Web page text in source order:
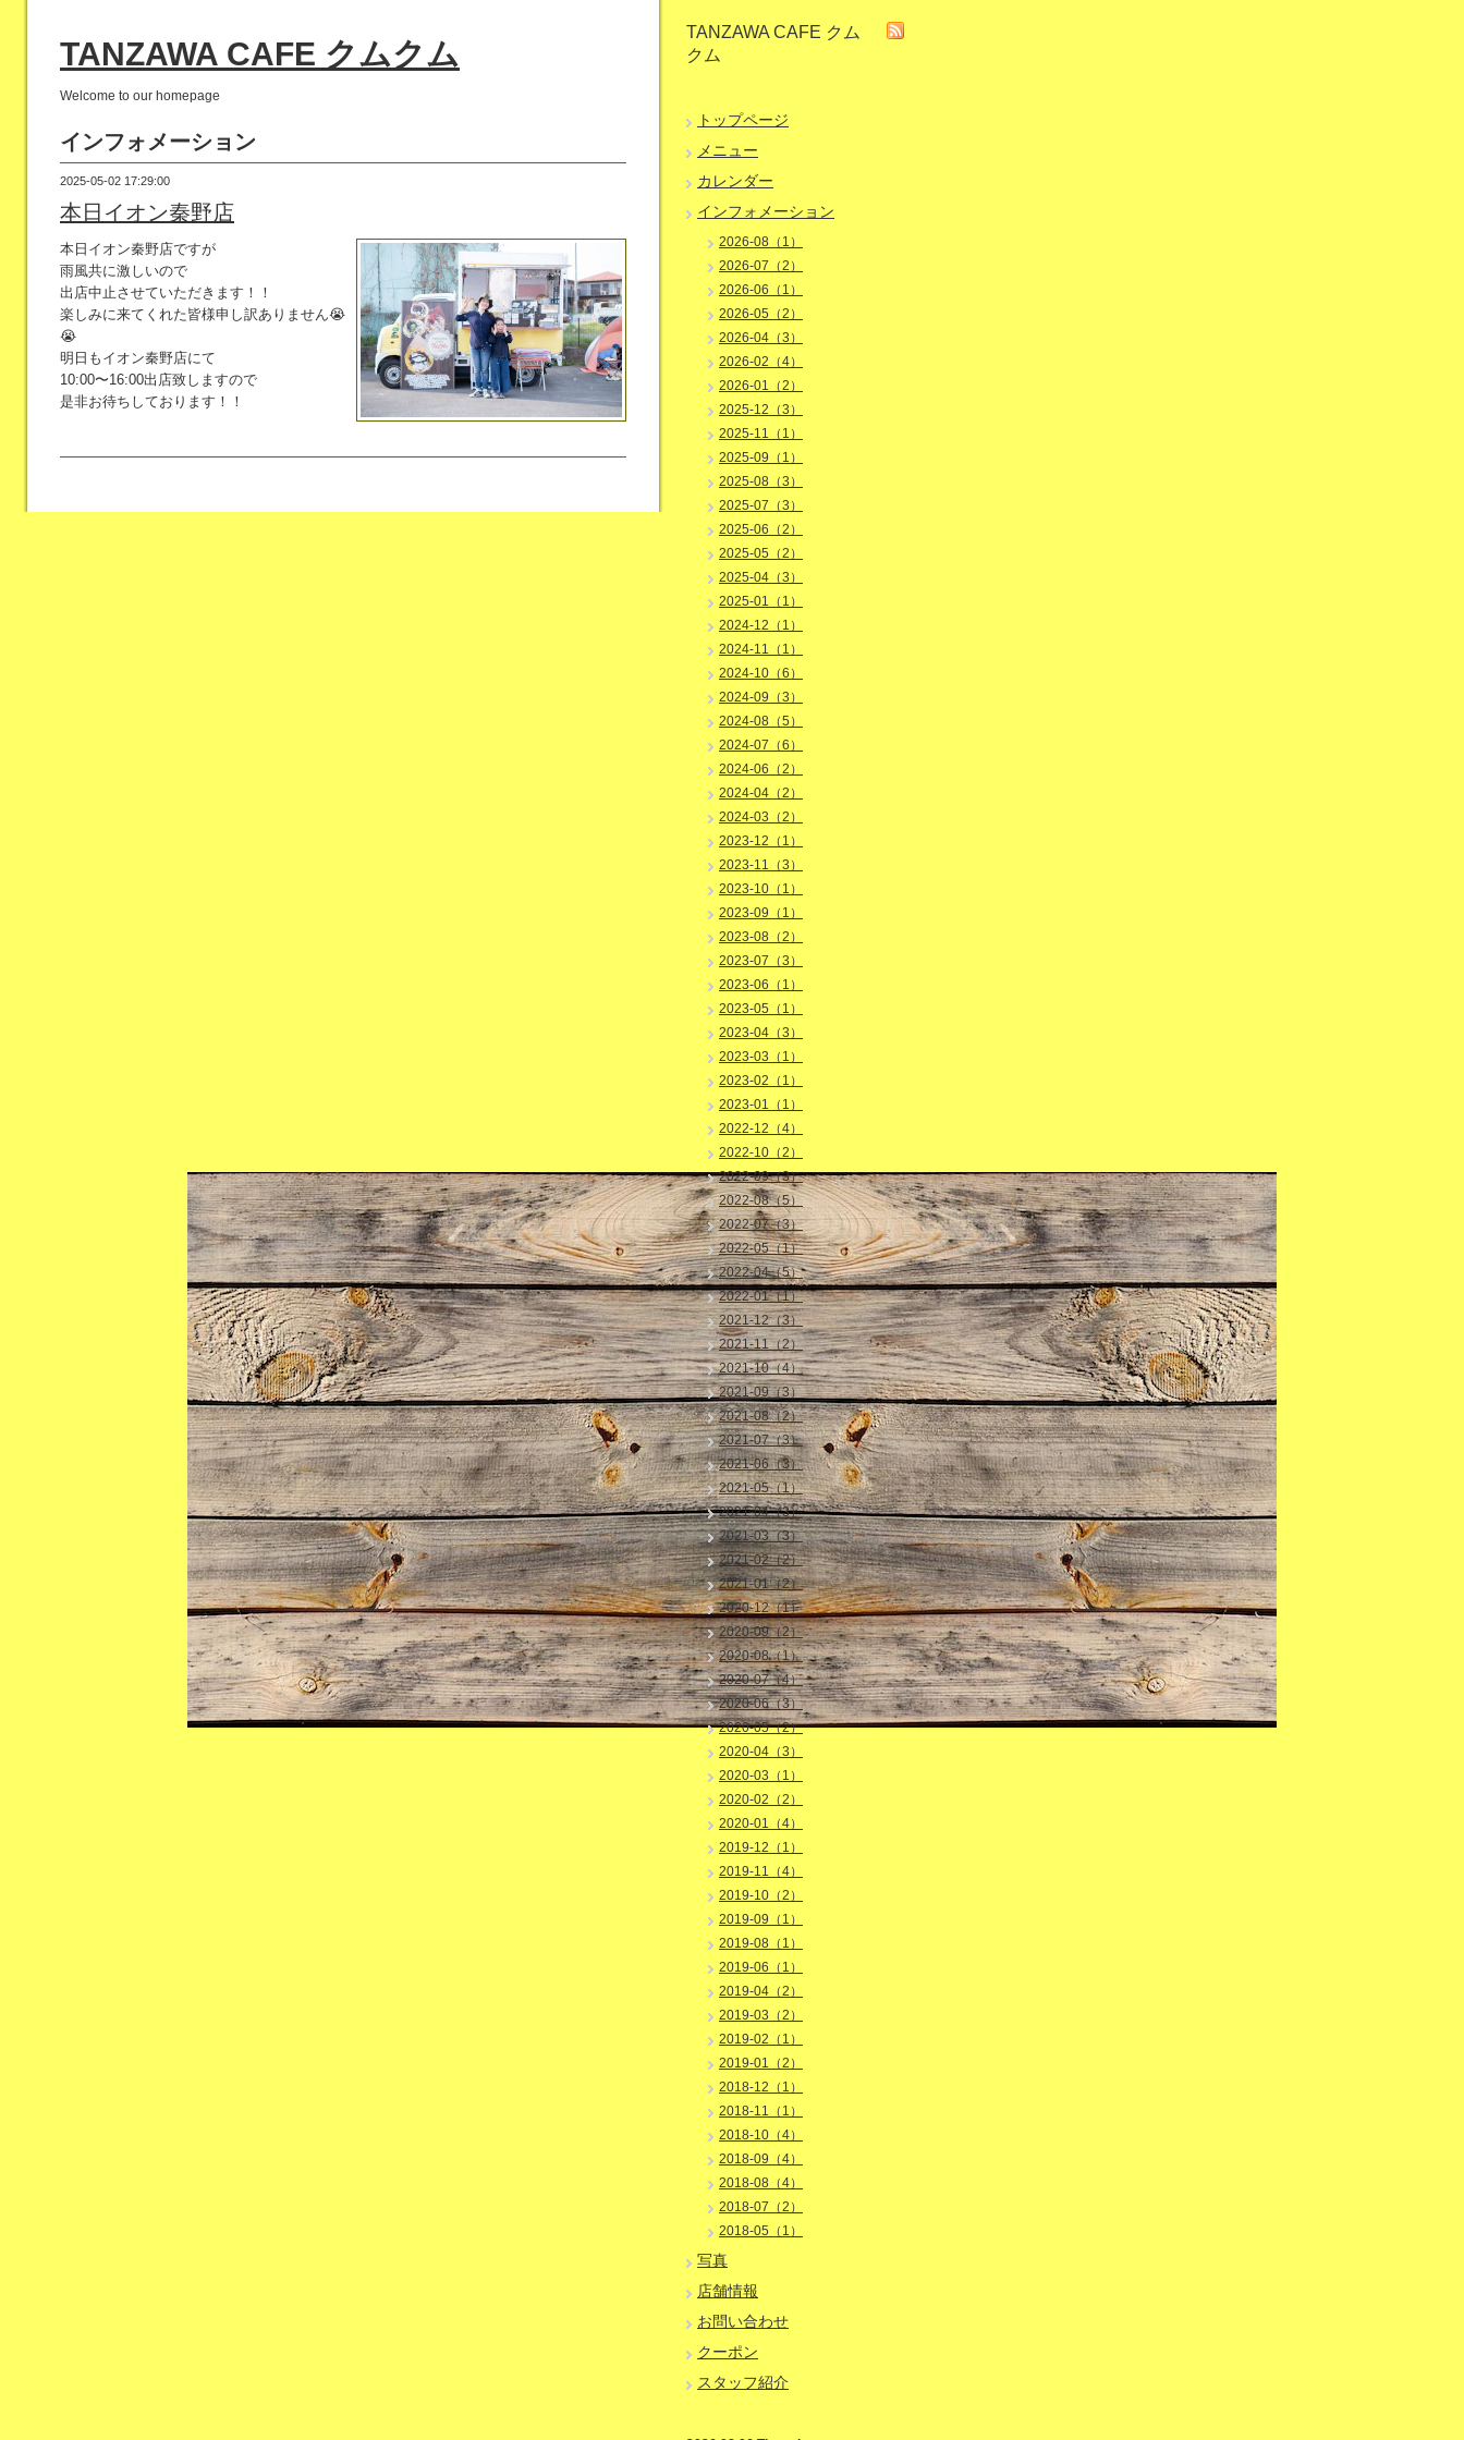
TANZAWA CAFE クムクム
Welcome to our homepage
インフォメーション
2025-05-02 17:29:00
本日イオン秦野店
本日イオン秦野店ですが
雨風共に激しいので
出店中止させていただきます！！
楽しみに来てくれた皆様申し訳ありません😭
😭
明日もイオン秦野店にて
10:00〜16:00出店致しますので
是非お待ちしております！！
TANZAWA CAFE クム
クム
トップページ
メニュー
カレンダー
インフォメーション
2026-08（1）
2026-07（2）
2026-06（1）
2026-05（2）
2026-04（3）
2026-02（4）
2026-01（2）
2025-12（3）
2025-11（1）
2025-09（1）
2025-08（3）
2025-07（3）
2025-06（2）
2025-05（2）
2025-04（3）
2025-01（1）
2024-12（1）
2024-11（1）
2024-10（6）
2024-09（3）
2024-08（5）
2024-07（6）
2024-06（2）
2024-04（2）
2024-03（2）
2023-12（1）
2023-11（3）
2023-10（1）
2023-09（1）
2023-08（2）
2023-07（3）
2023-06（1）
2023-05（1）
2023-04（3）
2023-03（1）
2023-02（1）
2023-01（1）
2022-12（4）
2022-10（2）
2022-09（3）
2022-08（5）
2022-07（3）
2022-05（1）
2022-04（5）
2022-01（1）
2021-12（3）
2021-11（2）
2021-10（4）
2021-09（3）
2021-08（2）
2021-07（3）
2021-06（3）
2021-05（1）
2021-04（3）
2021-03（3）
2021-02（2）
2021-01（2）
2020-12（1）
2020-09（2）
2020-08（1）
2020-07（4）
2020-06（3）
2020-05（2）
2020-04（3）
2020-03（1）
2020-02（2）
2020-01（4）
2019-12（1）
2019-11（4）
2019-10（2）
2019-09（1）
2019-08（1）
2019-06（1）
2019-04（2）
2019-03（2）
2019-02（1）
2019-01（2）
2018-12（1）
2018-11（1）
2018-10（4）
2018-09（4）
2018-08（4）
2018-07（2）
2018-05（1）
写真
店舗情報
お問い合わせ
クーポン
スタッフ紹介